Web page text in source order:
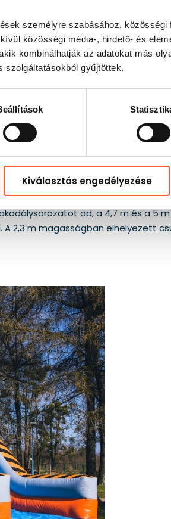
személyre szabásához,
közösségi média-, hirdető- és
kombinálhatják az adatokat más
szolgáltatásokból gyűjtöttek.
Kiválasztás engedélyezése
mozgásban tartania a
különböző megvalósításokhoz
ad, a 4,7 m és a 5
2,3 m magasságban elhelyezett